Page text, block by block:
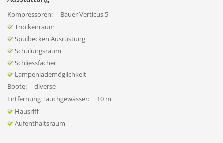
Kompressoren:
Bauer Verticus 5
Trockenraum
Spülbecken Ausrüstung
Schulungsraum
Schliessfächer
Lampenlademöglichkeit
Boote:
diverse
Entfernung Tauchgewässer:
10 m
Hausriff
Aufenthaltsraum